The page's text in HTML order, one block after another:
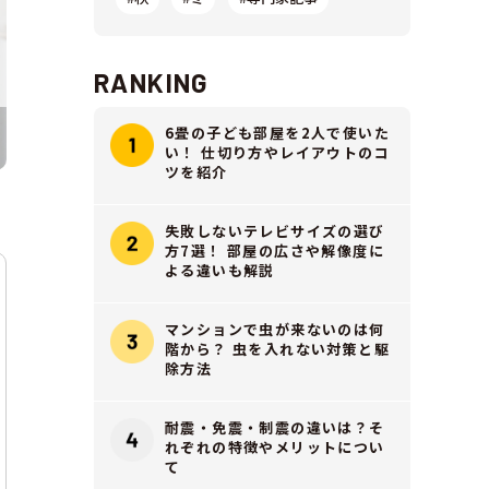
RANKING
6畳の子ども部屋を2人で使いた
い！ 仕切り方やレイアウトのコ
ツを紹介
失敗しないテレビサイズの選び
方7選！ 部屋の広さや解像度に
よる違いも解説
マンションで虫が来ないのは何
階から？ 虫を入れない対策と駆
除方法
耐震・免震・制震の違いは？そ
れぞれの特徴やメリットについ
て